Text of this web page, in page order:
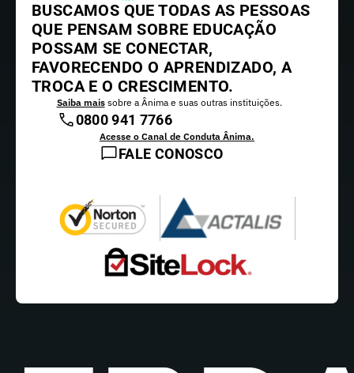
BUSCAMOS QUE TODAS AS PESSOAS
QUE PENSAM SOBRE EDUCAÇÃO
POSSAM SE CONECTAR,
FAVORECENDO O APRENDIZADO, A
TROCA E O CRESCIMENTO.
Saiba maissobre a Ânima e suas outras instituições.
0800 941 7766
Acesse o Canal de Conduta Ânima.
FALE CONOSCO